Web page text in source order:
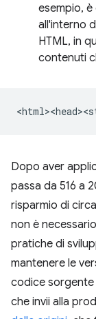
esempio,
all'interno
HTML, in
contenuti
Dopo aver
passa da 516 a
risparmio di
non è
pratiche di
mantenere le
codice
che invii alla